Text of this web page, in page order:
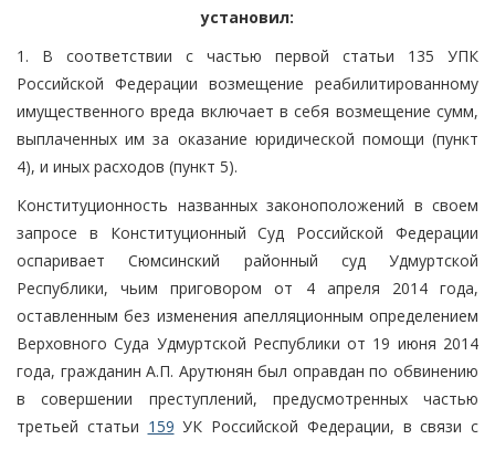
установил:
1. В соответствии с частью первой статьи 135 УПК
Российской Федерации возмещение реабилитированному
имущественного вреда включает в себя возмещение сумм,
выплаченных им за оказание юридической помощи (пункт
4), и иных расходов (пункт 5).
Конституционность названных законоположений в своем
запросе в Конституционный Суд Российской Федерации
оспаривает Сюмсинский районный суд Удмуртской
Республики, чьим приговором от 4 апреля 2014 года,
оставленным без изменения апелляционным определением
Верховного Суда Удмуртской Республики от 19 июня 2014
года, гражданин А.П. Арутюнян был оправдан по обвинению
в совершении преступлений, предусмотренных частью
третьей статьи 159 УК Российской Федерации, в связи с